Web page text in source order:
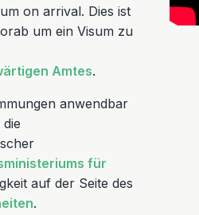
on arrival. Dies ist
um ein Visum zu
Amtes.
anwendbar
für
auf der Seite des
.